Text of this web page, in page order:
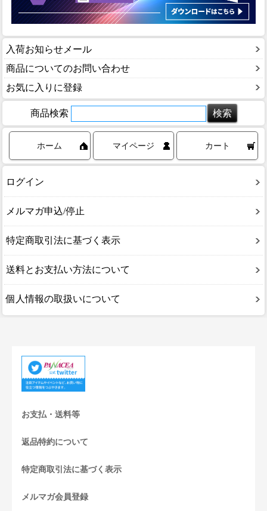
入荷お知らせメール
商品についてのお問い合わせ
お気に入りに登録
商品検索
ホーム マイページ カート
ログイン
メルマガ申込/停止
特定商取引法に基づく表示
送料とお支払い方法について
個人情報の取扱いについて
お支払・送料等
返品特約について
特定商取引法に基づく表示
メルマガ会員登録